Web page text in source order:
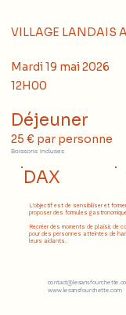
VILLAGE LANDAIS
Mardi 19 mai 2026
12H00
Déjeuner
25 € par personne
Boissons incluses
DAX
L'objectif est de sensibiliser et
proposer des formules
Recréer des moments de plaisir, de
pour des personnes atteintes de
leurs aidants.
www.lesansfourchette.com